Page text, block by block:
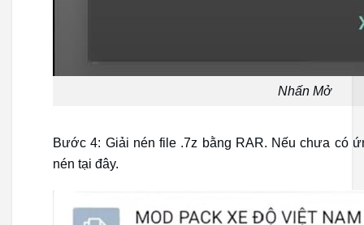
Nhấn Mở
Bước 4: Giải nén file .7z bằng RAR. Nếu chưa có
nén tại đây.